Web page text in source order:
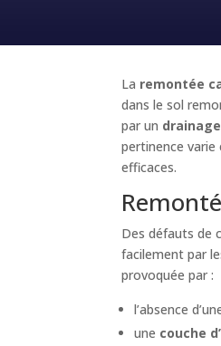
La remontée
dans le sol
par un
pertinence
efficaces.
Des défauts de
facilement par
provoquée par :
l’absence
une couche